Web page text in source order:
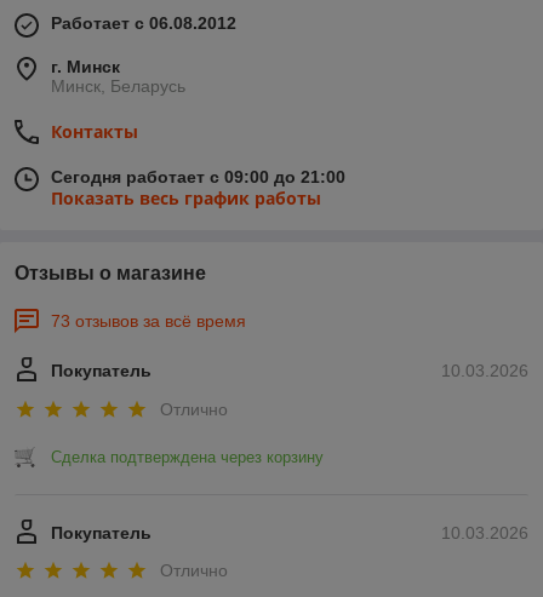
Работает с 06.08.2012
г. Минск
Минск, Беларусь
Контакты
Сегодня работает с 09:00 до 21:00
Показать весь график работы
Отзывы о магазине
73 отзывов за всё время
10.03.2026
Покупатель
Отлично
Сделка подтверждена через корзину
10.03.2026
Покупатель
Отлично